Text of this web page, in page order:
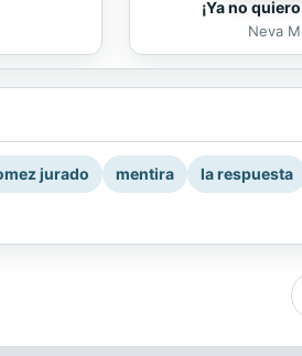
¡Ya no
Neva
jurado mentira la respuesta